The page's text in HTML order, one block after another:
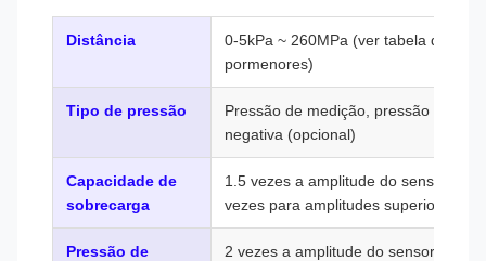
Distância
0-5kPa ~ 260MPa (ver tabela de
pormenores)
Tipo de pressão
Pressão de medição, pressão
negativa (opcional)
Capacidade de
sobrecarga
1.5 vezes a amplitude do sensor é
vezes para amplitudes superiores a
Pressão de
2 vezes a amplitude do sensor (1,5